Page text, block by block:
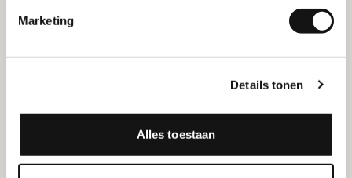
Marketing
Details tonen
Alles toestaan
Maak indruk met de perfecte
zakelijke relatiegeschenken